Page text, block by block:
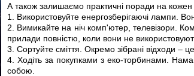
А також залишаємо практичні поради на кожен
1. Використовуйте енергозберігаючі лампи.
2. Вимикайте на ніч комп'ютер, телевізори.
прилади повністю, коли вони не
3. Сортуйте сміття. Окремо зібрані відходи –
4. Ходіть за покупками з еко-торбинами.
собою.